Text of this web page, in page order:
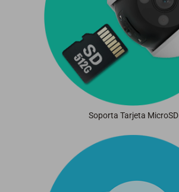
Soporta Tarjeta MicroSD